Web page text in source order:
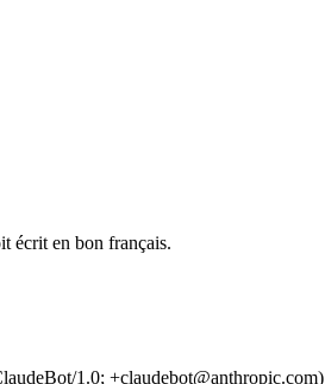
écrit en bon français.
1.0; +claudebot@anthropic.com)